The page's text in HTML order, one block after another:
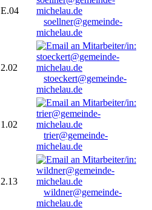
E.04
soellner@gemeinde-
michelau.de
2.02
stoeckert@gemeinde-
michelau.de
1.02
trier@gemeinde-
michelau.de
2.13
wildner@gemeinde-
michelau.de